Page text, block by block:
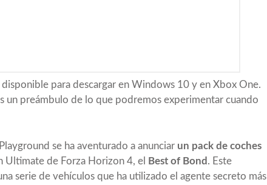
para descargar en Windows 10 y en Xbox One.
un preámbulo de lo que podremos experimentar cuando
se ha aventurado a anunciar un pack de coches
Ultimate de Forza Horizon 4, el Best of Bond . Este
serie de vehículos que ha utilizado el agente secreto más